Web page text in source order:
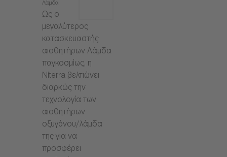
Λάμδα
Ως ο
μεγαλύτερος
κατασκευαστής
αισθητήρων Λάμδα
παγκοσμίως, η
Niterra βελτιώνει
διαρκώς την
τεχνολογία των
αισθητήρων
οξυγόνου/λάμδα
της για να
προσφέρει